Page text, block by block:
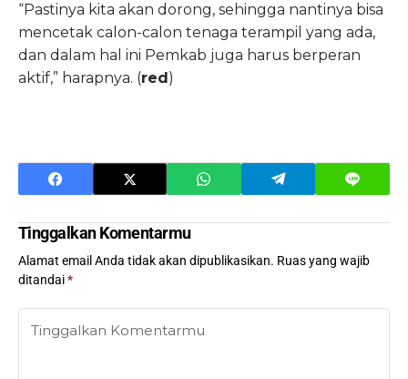
“Pastinya kita akan dorong, sehingga nantinya bisa
mencetak calon-calon tenaga terampil yang ada,
dan dalam hal ini Pemkab juga harus berperan
aktif,” harapnya. (red)
Tinggalkan Komentarmu
Alamat email Anda tidak akan dipublikasikan. Ruas yang wajib
ditandai*